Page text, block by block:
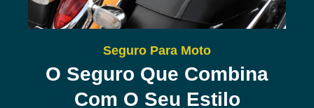
Seguro Para Moto
O Seguro Que Combina
Com O Seu Estilo